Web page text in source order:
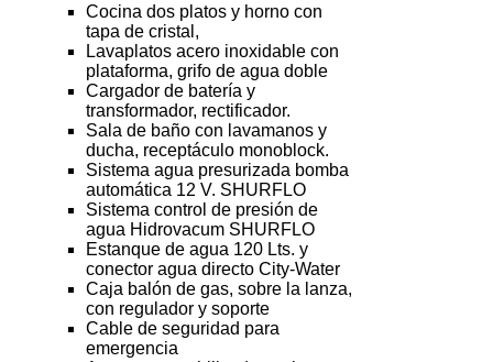
Cocina dos platos y horno con
tapa de cristal,
Lavaplatos acero inoxidable con
plataforma, grifo de agua doble
Cargador de batería y
transformador, rectificador.
Sala de baño con lavamanos y
ducha, receptáculo monoblock.
Sistema agua presurizada bomba
automática 12 V. SHURFLO
Sistema control de presión de
agua Hidrovacum SHURFLO
Estanque de agua 120 Lts. y
conector agua directo City-Water
Caja balón de gas, sobre la lanza,
con regulador y soporte
Cable de seguridad para
emergencia